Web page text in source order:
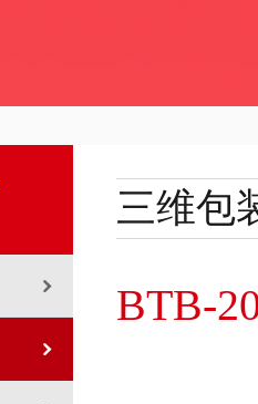
三维包
BTB-